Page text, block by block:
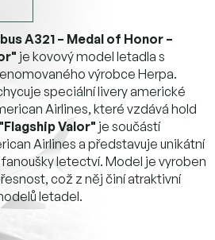
A321 – Medal of Honor –
je kovový model letadla s
výrobce Herpa.
speciální livery americké
Airlines, které vzdává hold
"Flagship Valor" je součástí
Airlines a představuje unikátní
letectví. Model je vyroben
což z něj činí atraktivní
letadel.